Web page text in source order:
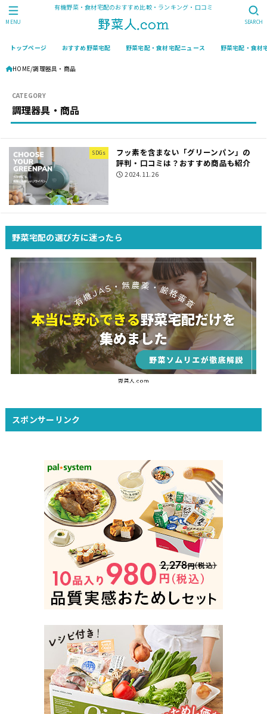
有機野菜・食材宅配のおすすめ比較・ランキング・口コミ
トップページ おすすめ野菜宅配 野菜宅配・食材宅配ニュース 野菜宅配・食材
SEARCH
MENU
HOME 調理器具・商品
調理器具・商品
SDGs
フッ素を含まない「グリーンパン」の
評判・口コミは？おすすめ商品も紹介
2024.11.26
野菜宅配の選び方に迷ったら
スポンサーリンク